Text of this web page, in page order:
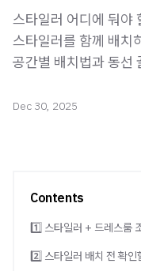
스타일러 어디에 둬야
스타일러를 함께 배치
공간별 배치법과 동선
Dec 30, 2025
Contents
1️⃣ 스타일러 + 드레스룸
2️⃣ 스타일러 배치 전 확인